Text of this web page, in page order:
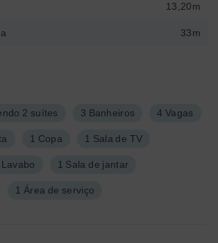
2 suítes 3 Banheiros 4 Vagas
1 Copa 1 Sala de TV
Lavabo 1 Sala de jantar
1 Área de serviço
13,20m
33m